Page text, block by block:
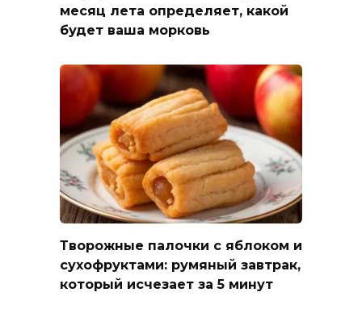
месяц лета определяет, какой
будет ваша морковь
Творожные палочки с яблоком и
сухофруктами: румяный завтрак,
который исчезает за 5 минут